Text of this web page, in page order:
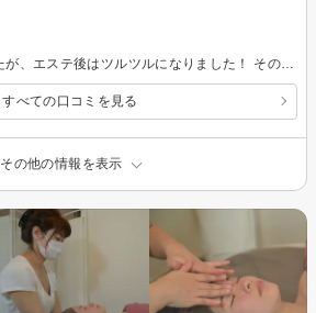
毛穴が気になっていましたが、エステ後はツルツルになりました！ その後も肌の調子がとても良いです。 スタッフの方も話しやすくあっという間の時間でした、子育ての合間にリフレッシュ出来て良かったです。 ありがとうございました！
すべての口コミを見る
その他の情報を表示